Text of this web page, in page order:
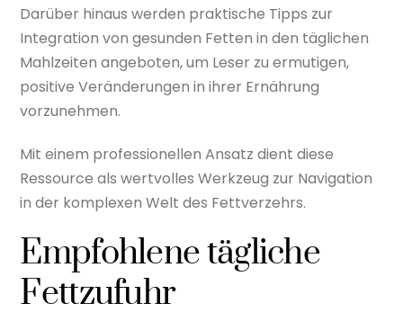
Darüber hinaus werden praktische Tipps zur
Integration von gesunden Fetten in den täglichen
Mahlzeiten angeboten, um Leser zu ermutigen,
positive Veränderungen in ihrer Ernährung
vorzunehmen.
Mit einem professionellen Ansatz dient diese
Ressource als wertvolles Werkzeug zur Navigation
in der komplexen Welt des Fettverzehrs.
Empfohlene tägliche
Fettzufuhr